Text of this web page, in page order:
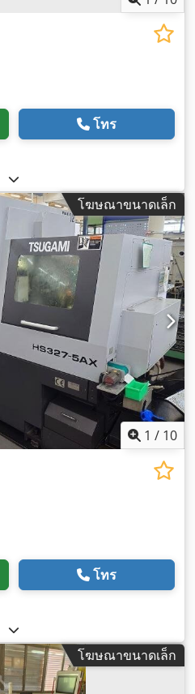
โทร
โฆษณาขนาดเล็ก
1 / 10
โทร
โฆษณาขนาดเล็ก